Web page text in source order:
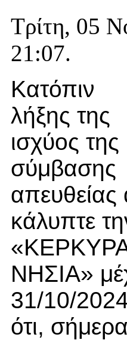
Τρίτη, 05
21:07.
Κατόπιν
λήξης της
ισχύος της
σύμβασης
κάλυπτε
ΝΗΣΙΑ»
31/10/
ότι,